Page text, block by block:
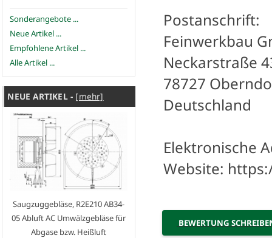
Sonderangebote ...
Neue Artikel ...
Empfohlene Artikel ...
Alle Artikel ...
NEUE ARTIKEL - [mehr]
Saugzuggebläse, R2E210 AB34-
05 Abluft AC Umwälzgebläse für
Abgase bzw. Heißluft
Postanschrift:
Feinwerkbau
Neckarstraße
78727
Deutschland
Elektronische
Website:
BEWERTUNG